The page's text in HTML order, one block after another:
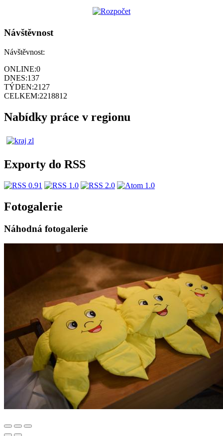
Návštěvnost
Návštěvnost:
ONLINE:0
DNES:137
TÝDEN:2127
CELKEM:2218812
Nabídky práce v regionu
Exporty do RSS
Fotogalerie
Náhodná fotogalerie